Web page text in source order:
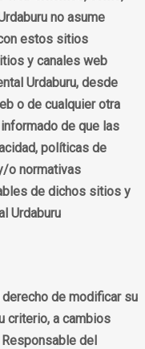
no asume
estos sitios
y canales web
Urdaburu, desde
o de cualquier otra
de que las
políticas de
o normativas
de dichos sitios y
Urdaburu
de modificar su
criterio, a cambios
del